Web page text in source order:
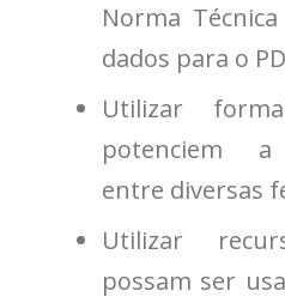
Norma
dados para o
Utilizar
potenciem a
entre diversas
Utilizar
possam ser